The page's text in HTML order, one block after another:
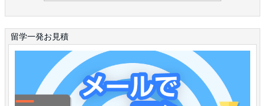
留学一発お見積